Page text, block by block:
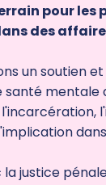
pour les
des
un soutien
mentale
la justice